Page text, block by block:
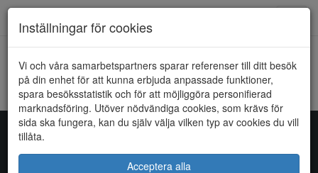
HEM SKECHERS
Kunde inte hitta några artiklar...
Inställningar för cookies
Vi och våra samarbetspartners sparar referenser till ditt besök
på din enhet för att kunna erbjuda anpassade funktioner,
spara besöksstatistik och för att möjliggöra personifierad
marknadsföring. Utöver nödvändiga cookies, som krävs för
sida ska fungera, kan du själv välja vilken typ av cookies du vill
tillåta.
Acceptera alla